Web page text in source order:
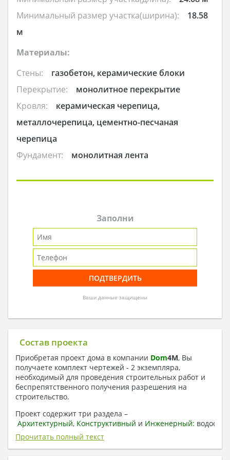
Минимальный размер участка(ширина):
18.58
м
Материалы:
Стены:
газобетон, керамические блоки
Перекрытие:
монолитное перекрытие
Кровля:
керамическая черепица,
металлочерепица, цементно-песчаная
черепица
Фундамент:
монолитная лента
Заполни
Ваши данные защищены
Состав проекта
Приобретая проект дома в компании Dom4M, Вы
получаете комплект чертежей - 2 экземпляра,
необходимый для проведения строительных работ и
беспрепятственного получения разрешения на
строительство.
Проект содержит три раздела –
Архитектурный, Конструктивный и Инженерный:
отопление, вентиляция, канализация,
электроснабжение (приобретается за дополнительную
плату) + Пояснительная записка.
Прочитать полный текст